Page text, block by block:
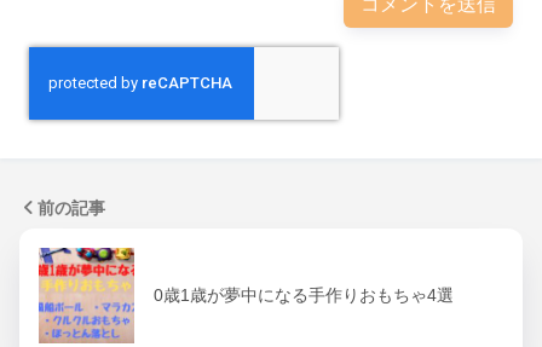
前の記事
0歳1歳が夢中になる手作りおもちゃ4選